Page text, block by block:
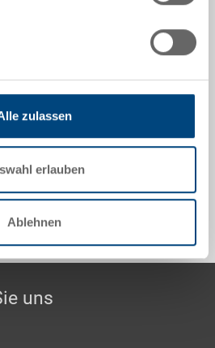
zulassen
erlauben
Ablehnen
aussen 400x300x26 mm,
uns